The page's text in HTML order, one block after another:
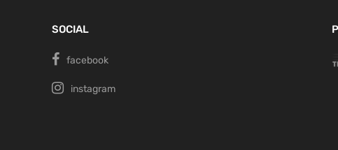
SOCIAL
facebook
instagram